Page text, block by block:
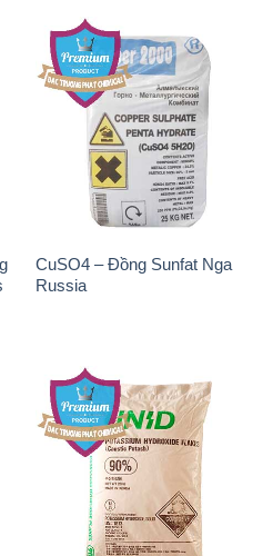
CuSO4 – Đồng Sunfat Nga
KOH ( 90%) – Potassium
Hydroxide Unid Hàn Quốc